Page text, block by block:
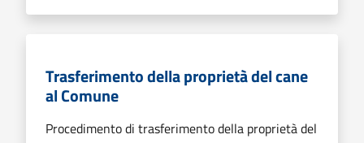
Trasferimento della proprietà del cane
al Comune
Procedimento di trasferimento della proprietà del